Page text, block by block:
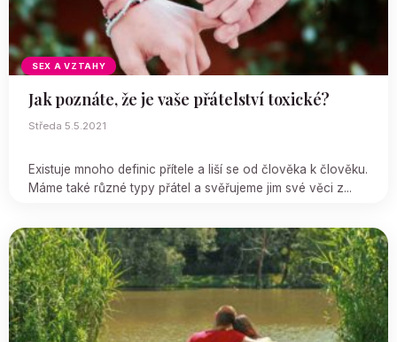
SEX A VZTAHY
Jak poznáte, že je vaše přátelství toxické?
Středa 5.5.2021
Existuje mnoho definic přítele a liší se od člověka k člověku.
Máme také různé typy přátel a svěřujeme jim své věci z...